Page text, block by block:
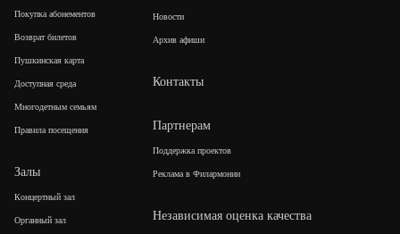
Покупка абонементов
Возврат билетов
Пушкинская карта
Доступная среда
Многодетным семьям
Правила посещения
Залы
Концертный зал
Органный зал
Новости
Архив афиши
Контакты
Партнерам
Поддержка проектов
Реклама в Филармонии
Независимая оценка качества